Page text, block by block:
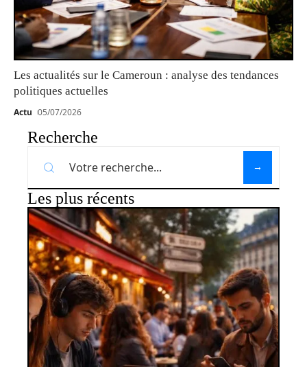
Les actualités sur le Cameroun : analyse des tendances
politiques actuelles
Actu 05/07/2026
Recherche
Les plus récents